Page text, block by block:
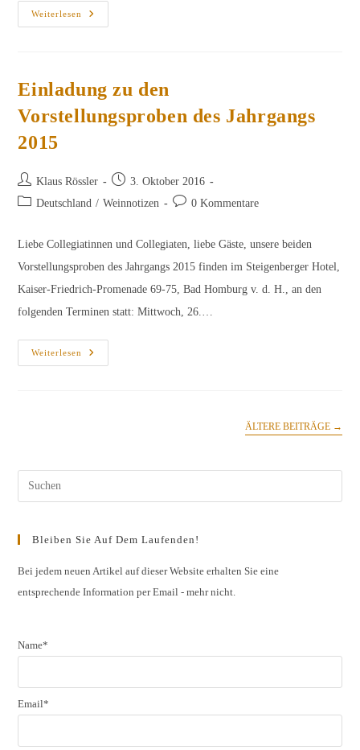
Weiterlesen
Erste
Vorstellungsprobe
Oktober
2016
Einladung zu den
Vorstellungsproben des Jahrgangs
2015
Beitrags-
Autor:
Klaus Rössler
Beitrag
veröffentlicht:
3. Oktober 2016
Beitrags-
Deutschland / Weinnotizen
Beitrags-0 Kommentare
Liebe Collegiatinnen und Collegiaten, liebe Gäste, unsere beiden
Vorstellungsproben des Jahrgangs 2015 finden im Steigenberger Hotel,
Kaiser-Friedrich-Promenade 69-75, Bad Homburg v. d. H., an den
folgenden Terminen statt: Mittwoch, 26.…
Weiterlesen
Einladung
Zu
ÄLTERE BEITRÄGE →
Bleiben Sie Auf Dem Laufenden!
Bei jedem neuen Artikel auf dieser Website erhalten Sie eine
entsprechende Information per Email - mehr nicht.
Name*
Email*